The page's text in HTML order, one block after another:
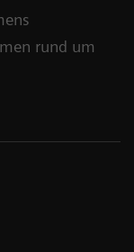
rund um